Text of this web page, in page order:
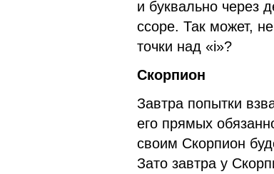
и буквально через
ссоре. Так может,
точки над «i»?
Скорпион
Завтра попытки
его прямых
своим Скорпион
Зато завтра у